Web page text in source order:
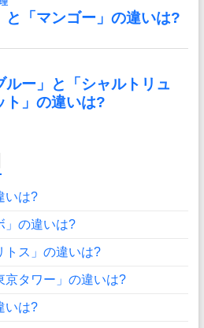
いは?
」の違いは?
トス」の違いは?
京タワー」の違いは?
いは?